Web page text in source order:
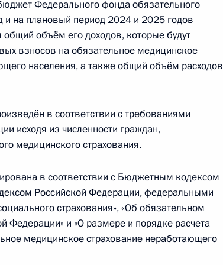
в 2023–2025 годах действующих
социальное страхование
и профессиональных заболеваний
департаменте при Верховном Суде России
выплаты накопительной пенсии
Федерального фонда обязательного
и на плановый период 2024 и 2025 годов
объём его доходов, которые будут
взносов на обязательное медицинское
населения, а также общий объём расходов
в соответствии с требованиями
исходя из численности граждан,
медицинского страхования.
в соответствии с Бюджетным кодексом
Российской Федерации, федеральными
страхования», «Об обязательном
Федерации» и «О размере и порядке расчета
медицинское страхование неработающего